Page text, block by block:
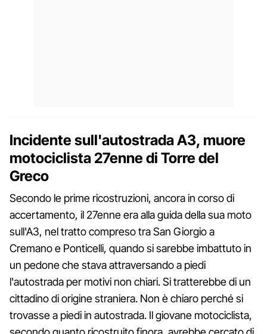
Incidente sull'autostrada A3, muore
motociclista 27enne di Torre del
Greco
Secondo le prime ricostruzioni, ancora in corso di
accertamento, il 27enne era alla guida della sua moto
sull'A3, nel tratto compreso tra San Giorgio a
Cremano e Ponticelli, quando si sarebbe imbattuto in
un pedone che stava attraversando a piedi
l'autostrada per motivi non chiari. Si tratterebbe di un
cittadino di origine straniera. Non è chiaro perché si
trovasse a piedi in autostrada. Il giovane motociclista,